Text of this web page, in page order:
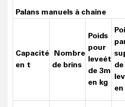
Idéal pour une utilisation
chantiers de
Adapté pour des
Commandez un palan manuel
Palans manuels à chaîne
Capacité
en t
Nombre
de brins
Poids
pour
leveét
de 3m
en kg
de
en